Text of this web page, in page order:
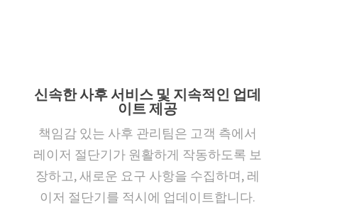
신속한 사후 서비스 및 지속적인 업데
이트 제공
책임감 있는 사후 관리팀은 고객 측에서
레이저 절단기가 원활하게 작동하도록 보
장하고, 새로운 요구 사항을 수집하며, 레
이저 절단기를 적시에 업데이트합니다.